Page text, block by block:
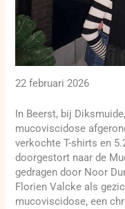
22 februari 2026
In Beerst, bij
mucoviscidose
verkochte T-shirts en
doorgestort naar de
gedragen door Noor
Florien Valcke als
mucoviscidose, een